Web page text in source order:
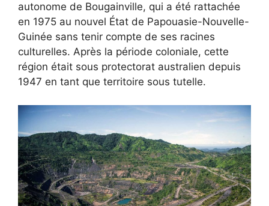
autonome de Bougainville, qui a été rattachée
en 1975 au nouvel État de Papouasie-Nouvelle-
Guinée sans tenir compte de ses racines
culturelles. Après la période coloniale, cette
région était sous protectorat australien depuis
1947 en tant que territoire sous tutelle.